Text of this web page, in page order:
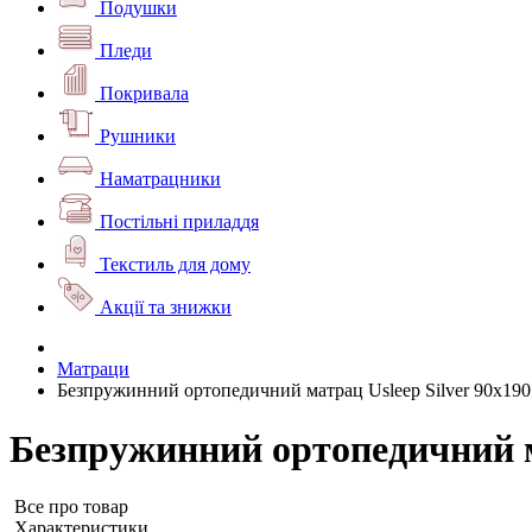
Подушки
Пледи
Покривала
Рушники
Наматрацники
Постільні приладдя
Текстиль для дому
Акції та знижки
Матраци
Безпружинний ортопедичний матрац Usleep Silver 90x190
Безпружинний ортопедичний
Все про товар